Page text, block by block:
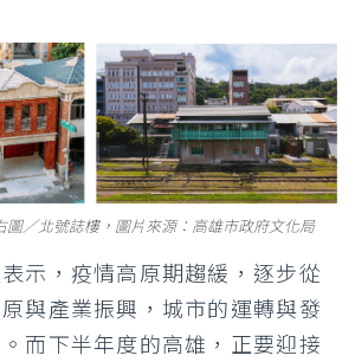
圖／北號誌樓，圖片來源：高雄市政府文化局
示，疫情高原期趨緩，逐步從
與產業振興，城市的運轉與發
而下半年度的高雄，正要迎接